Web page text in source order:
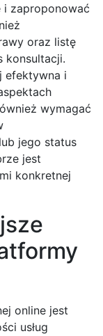
i zaproponować
oraz listę
konsultacji.
efektywna i
wymagać
jego status
jest
konkretnej
online jest
usług